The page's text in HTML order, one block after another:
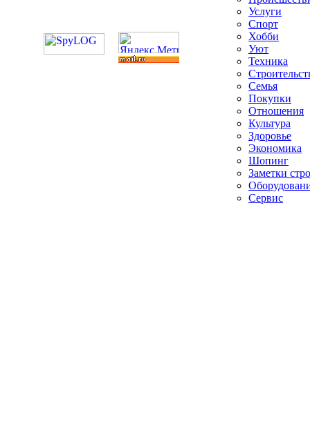
Услуги
Спорт
Хобби
Уют
Техника
Семья
Покупки
Отношения
Культура
Здоровье
Экономика
Шопинг
Заметки
Сервис